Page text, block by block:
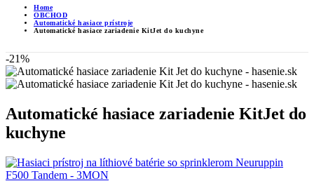
Home
OBCHOD
Automatické hasiace prístroje
Automatické hasiace zariadenie KitJet do kuchyne
-21%
Automatické hasiace zariadenie KitJet do
kuchyne